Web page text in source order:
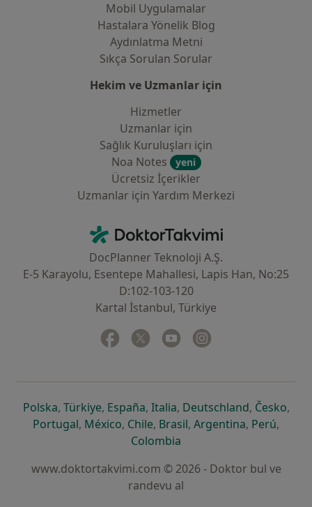
Mobil Uygulamalar
Hastalara Yönelik Blog
Aydınlatma Metni
Sıkça Sorulan Sorular
Hekim ve Uzmanlar için
Hizmetler
Uzmanlar için
Sağlık Kuruluşları için
Noa Notes
yeni
Ücretsiz İçerikler
Uzmanlar için Yardım Merkezi
DoktorTakvimi - Ana Sayfa
DocPlanner Teknoloji A.Ş.
E-5 Karayolu, Esentepe Mahallesi, Lapis Han, No:25
D:102-103-120
Kartal İstanbul, Türkiye
Facebook
yeni bir sekmede açılır
Twitter
yeni bir sekmede açılır
Youtube
yeni bir sekmede açılır
Polskayeni bir sekmede açılır
, Türkiyeyeni bir sekmede açılır
, Españayeni bir sekmede açılır
, Italiayeni bir sekmede açılır
, Deutschlandyeni bir
, Českoyeni
,
Portugalyeni bir sekmede açılır
, Méxicoyeni bir sekmede açılır
, Chileyeni bir sekmede açılır
, Brasilyeni bir sekmede açılır
, Argentinayeni bir
, Perúyeni
,
Colombia
www.doktortakvimi.com © 2026 - Doktor bul ve
randevu al